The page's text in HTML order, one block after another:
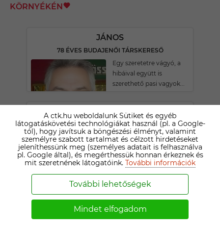
KÖRNYÉKÉN
JÁNOS
78 ÉVES BUDAJENŐI TÁRSKERESŐ
Egy szeretetre vágyó, a
hibáival együtt is
szerethető pasi vagyok...
GYÖRGY
70 ÉVES PILISVÖRÖSVÁRI TÁRSKERESŐ
akoromhozzilötársatszeretnék
magammelé
BÉLA
71 ÉVES PILISSZENTIVÁNI TÁRSKERESŐ
182 magas 93 kilós pasi
vagyok aki társat keres. A
többit majd személyesen!
A ctk.hu weboldalunk Sütiket és egyéb
látogatáskövetési technológiákat használ (pl. a Google-
tól), hogy javítsuk a böngészési élményt, valamint
személyre szabott tartalmat és célzott hirdetéseket
jeleníthessünk meg (személyes adatait is felhasználva
pl. Google által), és megérthessük honnan érkeznek és
mit szeretnének látogatóink. További információk
További lehetőségek
Mindet elfogadom